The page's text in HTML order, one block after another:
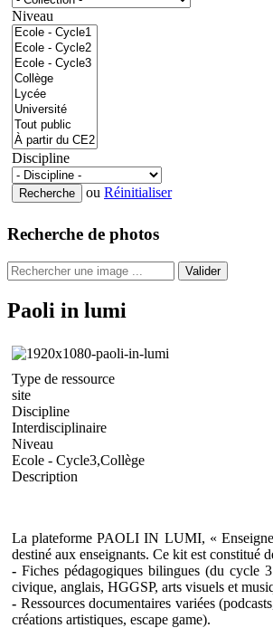
Niveau
Discipline
ou Réinitialiser
Recherche de photos
Valider
Paoli in lumi
Type de ressource
site
Discipline
Interdisciplinaire
Niveau
Ecole - Cycle3,Collège
Description
La plateforme PAOLI IN LUMI, «
destiné aux enseignants. Ce kit est constitué
- Fiches pédagogiques bilingues (du cycle
civique, anglais, HGGSP, arts visuels et
- Ressources documentaires variées
créations artistiques, escape game).